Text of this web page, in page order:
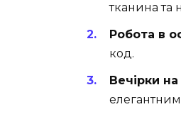
тканина та
Робота в
код.
Вечірки